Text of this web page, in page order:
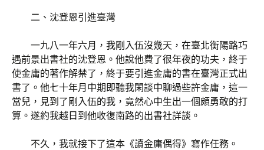
二、沈登恩引進臺灣
一九八一年六月，我剛入伍沒幾天，在臺北衡陽路巧
遇前景出書社的沈登恩。他說他費了很年夜的功夫，終于
使金庸的著作解禁了，終于要引進金庸的書在臺灣正式出
書了。他七十年月中期即聽我閑談中聊過些許金庸，這一
當兒，見到了剛入伍的我，竟然心中生出一個頗勇敢的打
算。遂約我越日到他收復南路的出書社詳談。
不久，我就接下了這本《讀金庸偶得》寫作任務。